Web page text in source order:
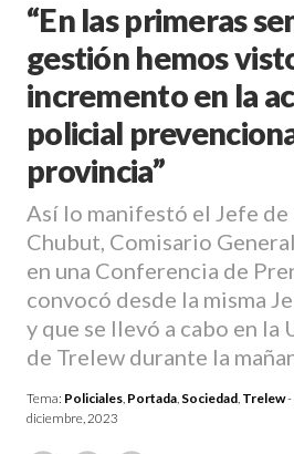
“En las primeras
gestión hemos
incremento en la
policial
provincia”
Así lo manifestó el Jefe
Chubut, Comisario
en una Conferencia de
convocó desde la misma
y que se llevó a cabo en la
de Trelew durante la
Tema: Policiales, Portada, Sociedad, Trelew-
diciembre, 2023